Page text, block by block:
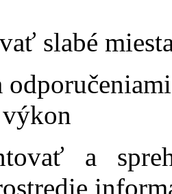
slabé
a